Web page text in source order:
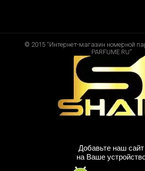
© 2015 “Интернет-магазин номерной
PARFUME.RU”
Добавьте наш сайт
на Ваше